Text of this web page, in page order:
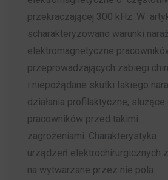
przekraczającej 300 kHz. W
scharakteryzowano warunki
elektromagnetyczne
przeprowadzających zabiegi
i niepożądane skutki takiego
działania profilaktyczne,
pracowników przed takimi
zagrożeniami. Charakterystyka
urządzeń elektrochirurgicznych
na wytwarzane przez nie pola